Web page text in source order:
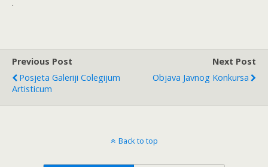
Previous Post
Posjeta Galeriji Colegijum
Artisticum
Next Post
Objava Javnog Konkursa
Back to top